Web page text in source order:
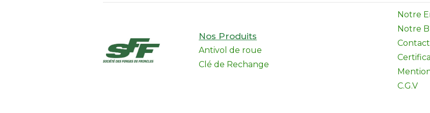
Nos Produits
Antivol de roue
Clé de Rechange
Notre
Notre
Contact
C.G.V